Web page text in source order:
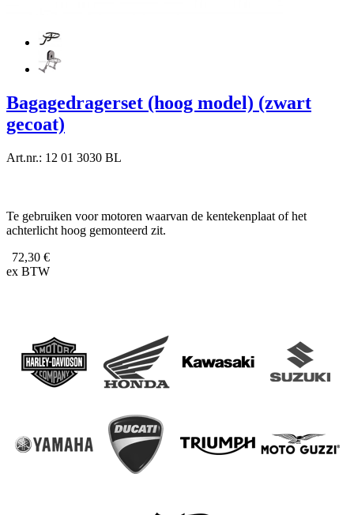
Bagagedragerset (hoog model) (zwart
gecoat)
Art.nr.: 12 01 3030 BL
Te gebruiken voor motoren waarvan de kentekenplaat of het
achterlicht hoog gemonteerd zit.
72,30 €
ex BTW